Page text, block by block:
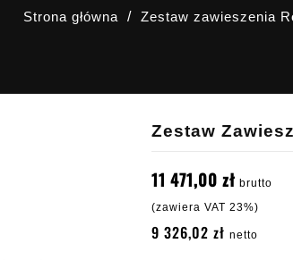
Strona główna Zestaw zawieszenia
Zestaw
11 471,00 zł brutto
(zawiera VAT 23%)
9 326,02 zł netto